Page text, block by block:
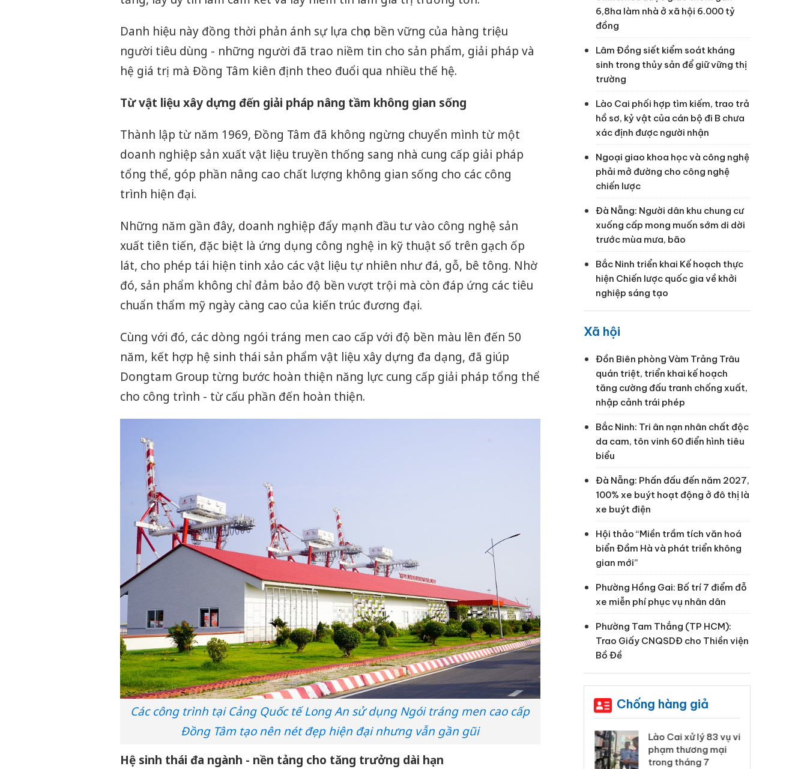
Danh hiệu này đồng thời phản ánh sự lựa chọn bền vững của hàng triệu
người tiêu dùng - những người đã trao niềm tin cho sản phẩm, giải pháp và
hệ giá trị mà Đồng Tâm kiên định theo đuổi qua nhiều thế hệ.
Từ vật liệu xây dựng đến giải pháp nâng tầm không gian sống
Thành lập từ năm 1969, Đồng Tâm đã không ngừng chuyển mình từ một
doanh nghiệp sản xuất vật liệu truyền thống sang nhà cung cấp giải pháp
tổng thể, góp phần nâng cao chất lượng không gian sống cho các công
trình hiện đại.
Những năm gần đây, doanh nghiệp đẩy mạnh đầu tư vào công nghệ sản
xuất tiên tiến, đặc biệt là ứng dụng công nghệ in kỹ thuật số trên gạch ốp
lát, cho phép tái hiện tinh xảo các vật liệu tự nhiên như đá, gỗ, bê tông. Nhờ
đó, sản phẩm không chỉ đảm bảo độ bền vượt trội mà còn đáp ứng các tiêu
chuẩn thẩm mỹ ngày càng cao của kiến trúc đương đại.
Cùng với đó, các dòng ngói tráng men cao cấp với độ bền màu lên đến 50
năm, kết hợp hệ sinh thái sản phẩm vật liệu xây dựng đa dạng, đã giúp
Dongtam Group từng bước hoàn thiện năng lực cung cấp giải pháp tổng thể
cho công trình - từ cấu phần đến hoàn thiện.
Các công trình tại Cảng Quốc tế Long An sử dụng Ngói tráng men cao cấp
Đồng Tâm tạo nên nét đẹp hiện đại nhưng vẫn gần gũi
Hệ sinh thái đa ngành - nền tảng cho tăng trưởng dài hạn
6,8ha làm nhà ở xã hội 6.000 tỷ
đồng
Lâm Đồng siết kiểm soát kháng
sinh trong thủy sản để giữ vững thị
trường
Lào Cai phối hợp tìm kiếm, trao trả
hồ sơ, kỷ vật của cán bộ đi B chưa
xác định được người nhận
Ngoại giao khoa học và công nghệ
phải mở đường cho công nghệ
chiến lược
Đà Nẵng: Người dân khu chung cư
xuống cấp mong muốn sớm di dời
trước mùa mưa, bão
Bắc Ninh triển khai Kế hoạch thực
hiện Chiến lược quốc gia về khởi
nghiệp sáng tạo
Xã hội
Đồn Biên phòng Vàm Trảng Trâu
quán triệt, triển khai kế hoạch
tăng cường đấu tranh chống xuất,
nhập cảnh trái phép
Bắc Ninh: Tri ân nạn nhân chất độc
da cam, tôn vinh 60 điển hình tiêu
biểu
Đà Nẵng: Phấn đấu đến năm 2027,
100% xe buýt hoạt động ở đô thị là
xe buýt điện
Hội thảo “Miền trầm tích văn hoá
biển Đầm Hà và phát triển không
gian mới”
Phường Hồng Gai: Bố trí 7 điểm đỗ
xe miễn phí phục vụ nhân dân
Phường Tam Thắng (TP HCM):
Trao Giấy CNQSDĐ cho Thiền viện
Bồ Đề
Chống hàng giả
Lào Cai xử lý 83 vụ vi
phạm thương mại
trong tháng 7